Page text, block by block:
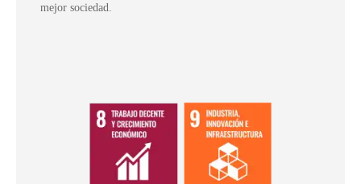
mejor sociedad.